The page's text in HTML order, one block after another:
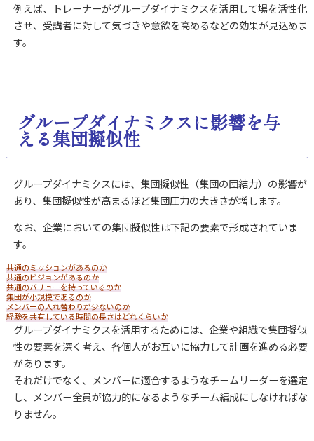
例えば、トレーナーがグループダイナミクスを活用して場を活性化
させ、受講者に対して気づきや意欲を高めるなどの効果が見込めま
す。
グループダイナミクスに影響を与
える集団擬似性
グループダイナミクスには、集団擬似性（集団の団結力）の影響が
あり、集団擬似性が高まるほど集団圧力の大きさが増します。
なお、企業においての集団擬似性は下記の要素で形成されていま
す。
共通のミッションがあるのか
共通のビジョンがあるのか
共通のバリューを持っているのか
集団が小規模であるのか
メンバーの入れ替わりが少ないのか
経験を共有している時間の長さはどれくらいか
グループダイナミクスを活用するためには、企業や組織で集団擬似
性の要素を深く考え、各個人がお互いに協力して計画を進める必要
があります。
それだけでなく、メンバーに適合するようなチームリーダーを選定
し、メンバー全員が協力的になるようなチーム編成にしなければな
りません。